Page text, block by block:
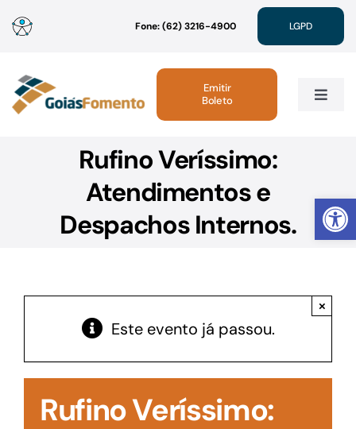
Abrir
para
conteúdo
Fone: (62) 3216-4900 LGPD
Toggle
Institucional
Linhas de Crédito
Acesso à Informação
Emitir
Boleto
Rufino Veríssimo:
Atendimentos e
Despachos Internos.
Este evento já passou.
×
Rufino Veríssimo: